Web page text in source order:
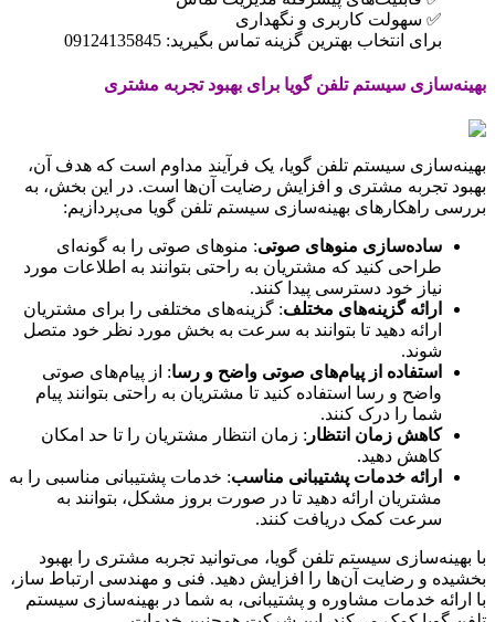
✅ سهولت کاربری و نگهداری
برای انتخاب بهترین گزینه تماس بگیرید: 09124135845
بهینه‌سازی سیستم تلفن گویا برای بهبود تجربه مشتری
بهینه‌سازی سیستم تلفن گویا، یک فرآیند مداوم است که هدف آن،
بهبود تجربه مشتری و افزایش رضایت آن‌ها است. در این بخش، به
بررسی راهکارهای بهینه‌سازی سیستم تلفن گویا می‌پردازیم:
ساده‌سازی منوهای صوتی: منوهای صوتی را به گونه‌ای
طراحی کنید که مشتریان به راحتی بتوانند به اطلاعات مورد
نیاز خود دسترسی پیدا کنند.
ارائه گزینه‌های مختلف: گزینه‌های مختلفی را برای مشتریان
ارائه دهید تا بتوانند به سرعت به بخش مورد نظر خود متصل
شوند.
استفاده از پیام‌های صوتی واضح و رسا: از پیام‌های صوتی
واضح و رسا استفاده کنید تا مشتریان به راحتی بتوانند پیام
شما را درک کنند.
کاهش زمان انتظار : زمان انتظار مشتریان را تا حد امکان
کاهش دهید.
ارائه خدمات پشتیبانی مناسب: خدمات پشتیبانی مناسبی را به
مشتریان ارائه دهید تا در صورت بروز مشکل، بتوانند به
سرعت کمک دریافت کنند.
با بهینه‌سازی سیستم تلفن گویا، می‌توانید تجربه مشتری را بهبود
بخشیده و رضایت آن‌ها را افزایش دهید. فنی و مهندسی ارتباط ساز،
با ارائه خدمات مشاوره و پشتیبانی، به شما در بهینه‌سازی سیستم